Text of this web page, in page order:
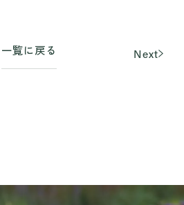
一覧に戻る Next